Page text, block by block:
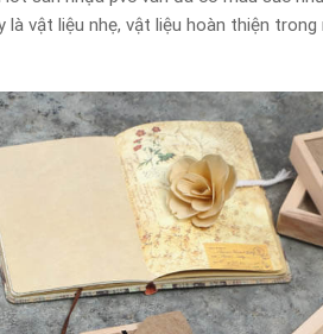
vật liệu nhẹ, vật liệu hoàn thiện